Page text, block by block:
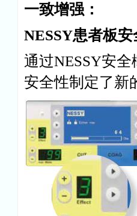
一致增强：
NESSY患者板
通过NESSY安
安全性制定了新